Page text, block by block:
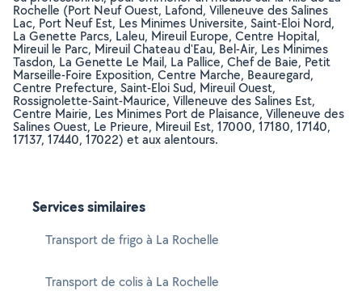
Rochelle (Port Neuf Ouest, Lafond, Villeneuve des Salines
Lac, Port Neuf Est, Les Minimes Universite, Saint-Eloi Nord,
La Genette Parcs, Laleu, Mireuil Europe, Centre Hopital,
Mireuil le Parc, Mireuil Chateau d'Eau, Bel-Air, Les Minimes
Tasdon, La Genette Le Mail, La Pallice, Chef de Baie, Petit
Marseille-Foire Exposition, Centre Marche, Beauregard,
Centre Prefecture, Saint-Eloi Sud, Mireuil Ouest,
Rossignolette-Saint-Maurice, Villeneuve des Salines Est,
Centre Mairie, Les Minimes Port de Plaisance, Villeneuve des
Salines Ouest, Le Prieure, Mireuil Est, 17000, 17180, 17140,
17137, 17440, 17022) et aux alentours.
Services similaires
Transport de frigo à La Rochelle
Transport de colis à La Rochelle